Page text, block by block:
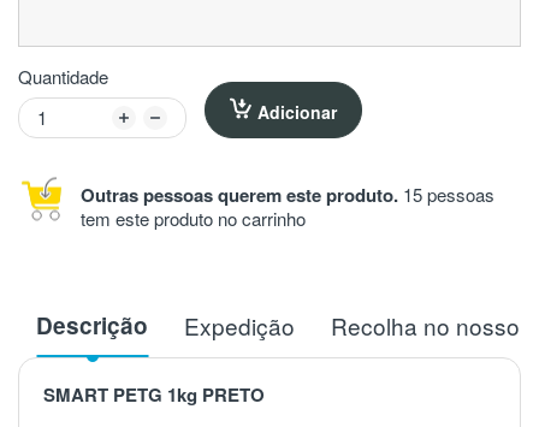
Quantidade
Adicionar
Outras pessoas querem este produto. 15 pessoas
tem este produto no carrinho
Descrição Expedição Recolha no nosso
SMART PETG 1kg PRETO